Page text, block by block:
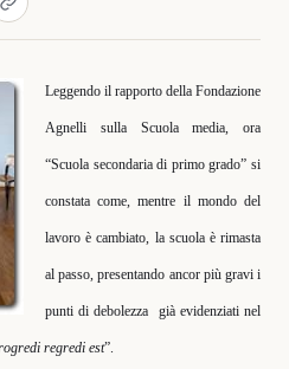
Leggendo il rapporto della Fondazione
Agnelli sulla Scuola media, ora
“Scuola secondaria di primo grado” si
constata come,mentre il mondo del
lavoro è cambiato, la scuola è rimasta
al passo, presentando ancor più gravi i
punti di debolezza già evidenziati nel
regredi est”.